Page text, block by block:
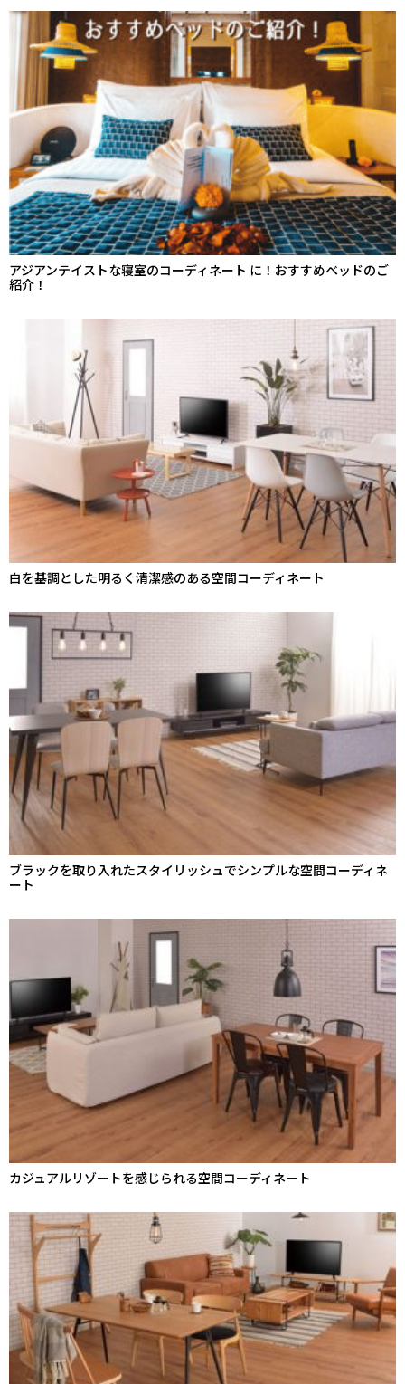
アジアンテイストな寝室のコーディネート に！おすすめベッドのご
紹介！
白を基調とした明るく清潔感のある空間コーディネート
ブラックを取り入れたスタイリッシュでシンプルな空間コーディネ
ート
カジュアルリゾートを感じられる空間コーディネート